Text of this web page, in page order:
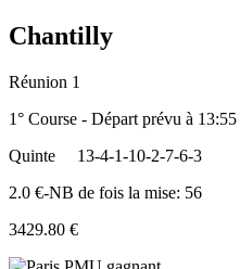
Chantilly
Réunion 1
1° Course - Départ prévu à 13:55
Quinte
13-4-1-10-2-7-6-3
2.0 €-NB de fois la mise: 56
3429.80 €